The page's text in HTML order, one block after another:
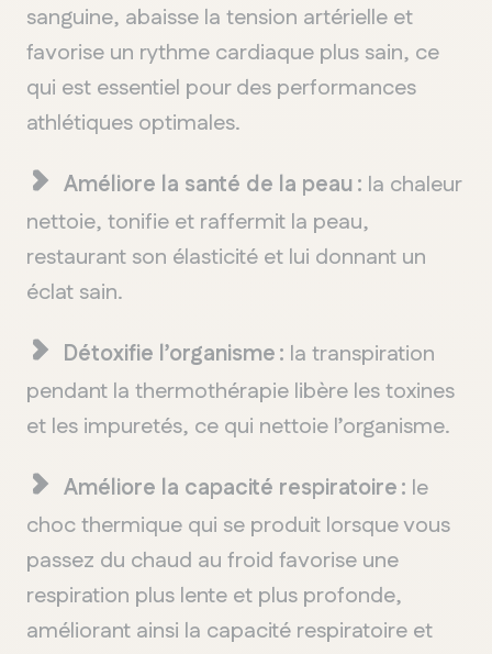
sanguine, abaisse la tension artérielle et
favorise un rythme cardiaque plus sain, ce
qui est essentiel pour des performances
athlétiques optimales.
Améliore la santé de la peau : la chaleur
nettoie, tonifie et raffermit la peau,
restaurant son élasticité et lui donnant un
éclat sain.
Détoxifie l’organisme : la transpiration
pendant la thermothérapie libère les toxines
et les impuretés, ce qui nettoie l’organisme.
Améliore la capacité respiratoire : le
choc thermique qui se produit lorsque vous
passez du chaud au froid favorise une
respiration plus lente et plus profonde,
améliorant ainsi la capacité respiratoire et